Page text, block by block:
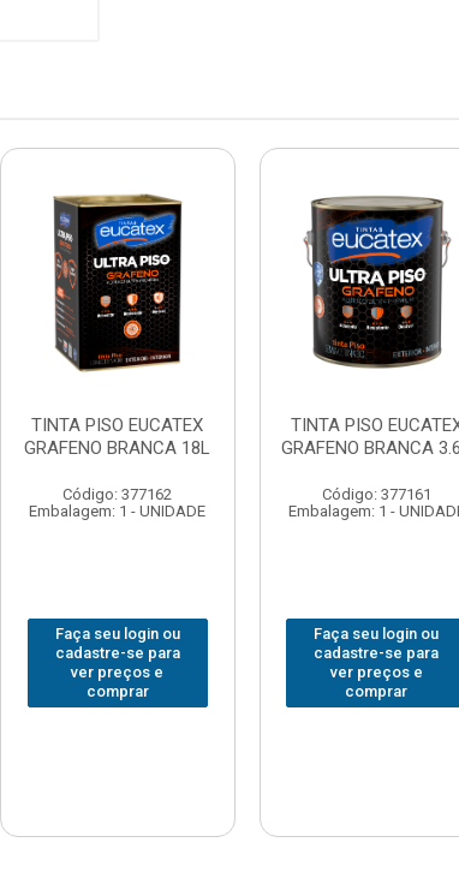
TINTA PISO EUCATEX
GRAFENO BRANCA 18L
Código: 377162
Embalagem: 1 - UNIDADE
Faça seu login ou
cadastre-se para
ver preços e
comprar
TINTA PISO
GRAFENO BRANCA
Código: 377161
Embalagem: 1 -
Faça seu login ou
cadastre-se para
ver preços e
comprar